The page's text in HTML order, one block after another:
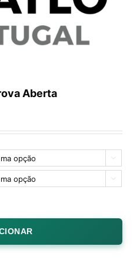
Aberta

